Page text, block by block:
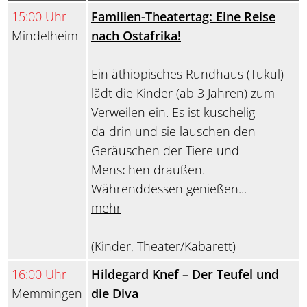
15:00 Uhr
Mindelheim
Familien-Theatertag: Eine Reise
nach Ostafrika!
Ein äthiopisches Rundhaus (Tukul)
lädt die Kinder (ab 3 Jahren) zum
Verweilen ein. Es ist kuschelig
da drin und sie lauschen den
Geräuschen der Tiere und
Menschen draußen.
Währenddessen genießen...
mehr
(Kinder, Theater/Kabarett)
16:00 Uhr
Memmingen
Hildegard Knef – Der Teufel und
die Diva